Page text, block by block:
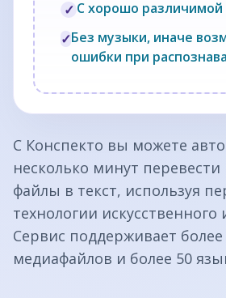
✓ С хорошо
✓Без музыки, иначе
ошибки при
С Конспекто вы можете
несколько минут
файлы в текст, используя
технологии искусственного
Сервис поддерживает
медиафайлов и более 50